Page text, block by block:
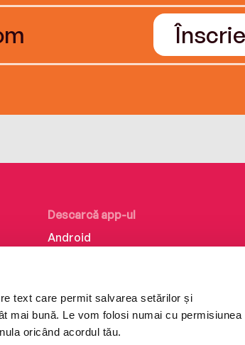
text care permit salvarea setărilor și
mai bună. Le vom folosi numai cu permisiunea
oricând acordul tău.
Descarcă app-ul
Android